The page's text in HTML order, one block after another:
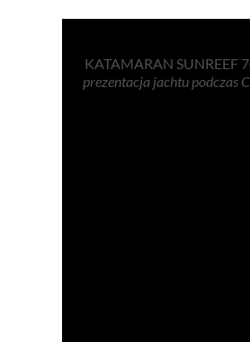
KATAMARAN SUNREEF
prezentacja jachtu podczas